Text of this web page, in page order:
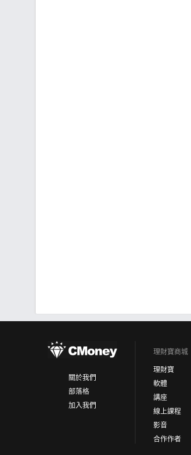
關於我們
部落格
加入我們
理財寶商城
理財寶
軟體
講座
線上課程
影音
合作作者